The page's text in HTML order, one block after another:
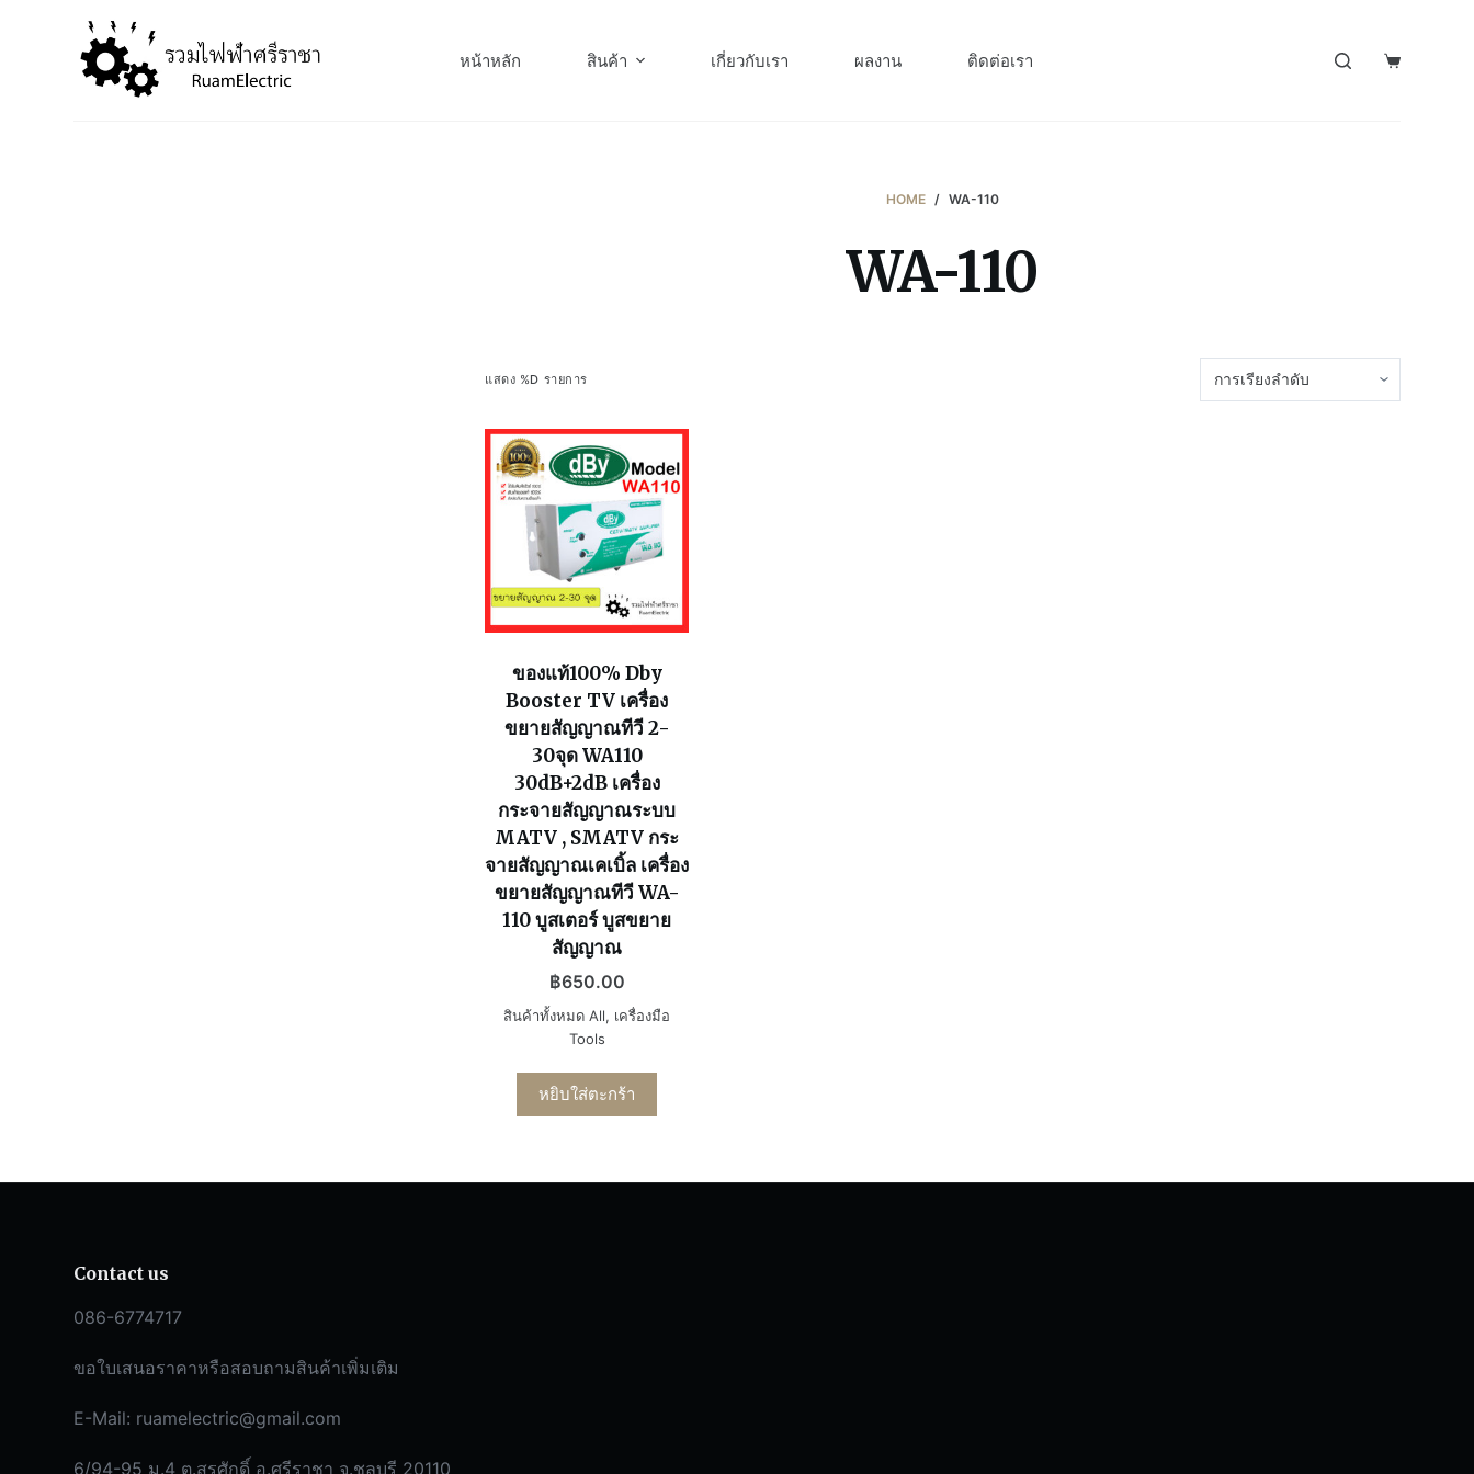
หน้าหลัก สินค้า เกี่ยวกับเรา ผลงาน ติดต่อเรา
HOME / WA-110
WA-110
แสดง %D รายการ
ของแท้100% Dby
Booster TV เครื่อง
ขยายสัญญาณทีวี 2-
30จุด WA110
30dB+2dB เครื่อง
กระจายสัญญาณระบบ
MATV , SMATV กระ
จายสัญญาณเคเบิ้ล เครื่อง
ขยายสัญญาณทีวี WA-
110 บูสเตอร์ บูสขยาย
สัญญาณ
฿650.00
สินค้าทั้งหมด All, เครื่องมือ
Tools
หยิบใส่ตะกร้า
Contact us
086-6774717
ขอใบเสนอราคาหรือสอบถามสินค้าเพิ่มเติม
E-Mail: ruamelectric@gmail.com
6/94-95 ม.4 ต.สุรศักดิ์ อ.ศรีราชา จ.ชลบุรี 20110